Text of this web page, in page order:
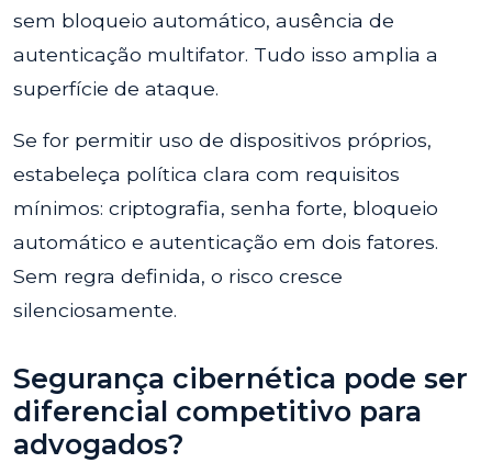
sem bloqueio automático, ausência de
autenticação multifator. Tudo isso amplia a
superfície de ataque.
Se for permitir uso de dispositivos próprios,
estabeleça política clara com requisitos
mínimos: criptografia, senha forte, bloqueio
automático e autenticação em dois fatores.
Sem regra definida, o risco cresce
silenciosamente.
Segurança cibernética pode ser
diferencial competitivo para
advogados?